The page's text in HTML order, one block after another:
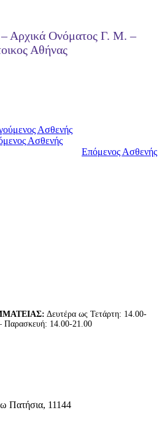
Αρχικά Ονόματος Γ. Μ. –
Αθήνας
Ασθενής
Ασθενής
Επόμενος Ασθενής
Δευτέρα ως Τετάρτη: 14.00-
Παρασκευή: 14.00-21.00
Πατήσια, 11144